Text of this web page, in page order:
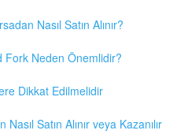
Nasıl Satın Alınır?
Fork Neden Önemlidir?
Dikkat Edilmelidir
Satın Alınır veya Kazanılır